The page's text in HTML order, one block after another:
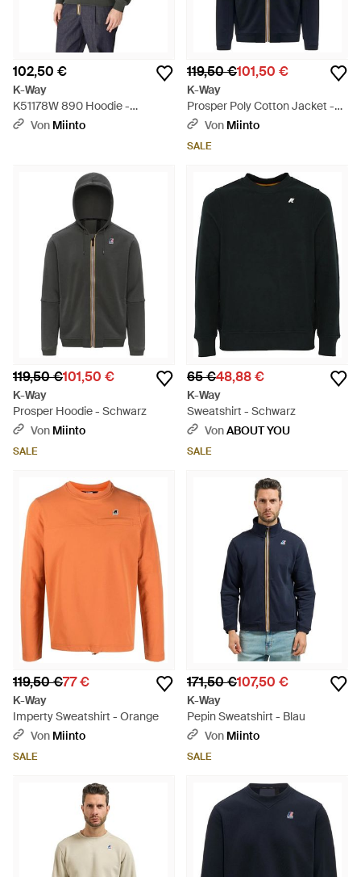
102,50 €
K-Way
K51178W 890 Hoodie -
Schwarz
Von Miinto
119,50 €101,50 €
K-Way
Prosper Poly Cotton Jacket -
BlauVon Miinto
SALE
119,50 €101,50 €
K-Way
Prosper Hoodie - Schwarz
Von Miinto
SALE
65 €48,88 €
K-Way
Sweatshirt - Schwarz
VonABOUT YOU
SALE
119,50 €77 €
K-Way
Imperty Sweatshirt - Orange
Von Miinto
SALE
171,50 €107,50 €
K-Way
Pepin Sweatshirt - Blau
Von Miinto
SALE